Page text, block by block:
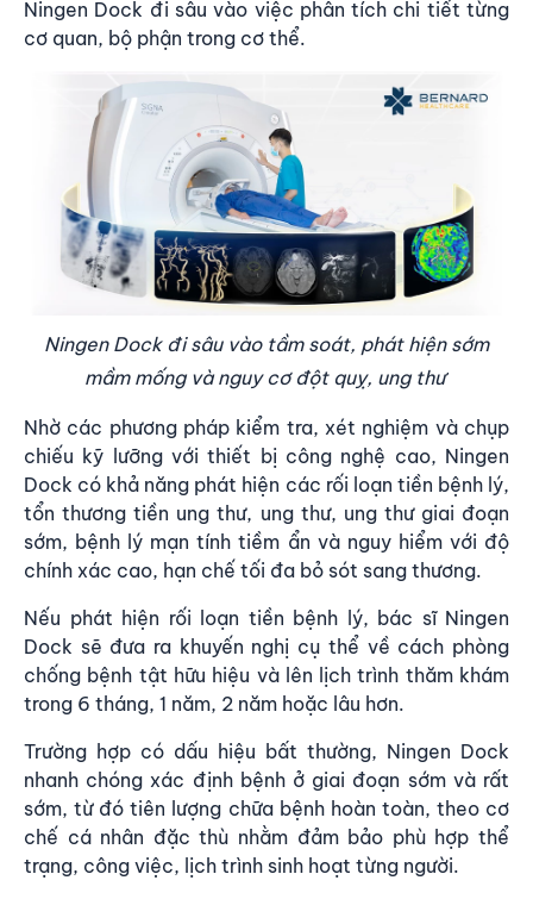
Ningen Dock đi sâu vào việc phân tích chi tiết từng
cơ quan, bộ phận trong cơ thể.
Ningen Dock đi sâu vào tầm soát, phát hiện sớm
mầm mống và nguy cơ đột quỵ, ung thư
Nhờ các phương pháp kiểm tra, xét nghiệm và chụp
chiếu kỹ lưỡng với thiết bị công nghệ cao, Ningen
Dock có khả năng phát hiện các rối loạn tiền bệnh lý,
tổn thương tiền ung thư, ung thư, ung thư giai đoạn
sớm, bệnh lý mạn tính tiềm ẩn và nguy hiểm với độ
chính xác cao, hạn chế tối đa bỏ sót sang thương.
Nếu phát hiện rối loạn tiền bệnh lý, bác sĩ Ningen
Dock sẽ đưa ra khuyến nghị cụ thể về cách phòng
chống bệnh tật hữu hiệu và lên lịch trình thăm khám
trong 6 tháng, 1 năm, 2 năm hoặc lâu hơn.
Trường hợp có dấu hiệu bất thường, Ningen Dock
nhanh chóng xác định bệnh ở giai đoạn sớm và rất
sớm, từ đó tiên lượng chữa bệnh hoàn toàn, theo cơ
chế cá nhân đặc thù nhằm đảm bảo phù hợp thể
trạng, công việc, lịch trình sinh hoạt từng người.